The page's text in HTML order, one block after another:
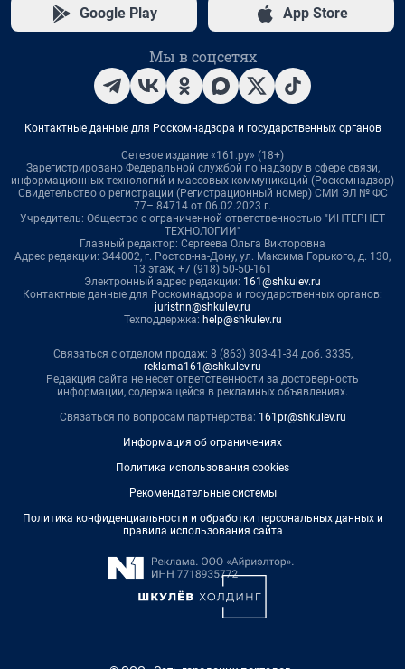
Google Play App Store
Мы в соцсетях
Контактные данные для Роскомнадзора и государственных органов
Сетевое издание «161.ру» (18+)
Зарегистрировано Федеральной службой по надзору в сфере связи,
информационных технологий и массовых коммуникаций (Роскомнадзор)
Свидетельство о регистрации (Регистрационный номер) СМИ ЭЛ № ФС
77– 84714 от 06.02.2023 г.
Учредитель: Общество с ограниченной ответственностью "ИНТЕРНЕТ
ТЕХНОЛОГИИ"
Главный редактор: Сергеева Ольга Викторовна
Адрес редакции: 344002, г. Ростов-на-Дону, ул. Максима Горького, д. 130,
13 этаж, +7 (918) 50-50-161
Электронный адрес редакции: 161@shkulev.ru
Контактные данные для Роскомнадзора и государственных органов:
juristnn@shkulev.ru
Техподдержка: help@shkulev.ru
Связаться с отделом продаж: 8 (863) 303-41-34 доб. 3335,
reklama161@shkulev.ru
Редакция сайта не несет ответственности за достоверность
информации, содержащейся в рекламных объявлениях.
Связаться по вопросам партнёрства: 161pr@shkulev.ru
Информация об ограничениях
Политика использования cookies
Рекомендательные системы
Политика конфиденциальности и обработки персональных данных и
правила использования сайта